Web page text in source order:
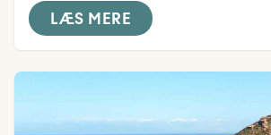
LÆS MERE